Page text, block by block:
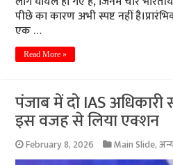
पीछे का कारण अभी स्पष्ट नहीं
एक …
Read More »
पंजाब में दो IAS
इस वजह से लिया एक्शन
February 8, 2026 Main Slide,